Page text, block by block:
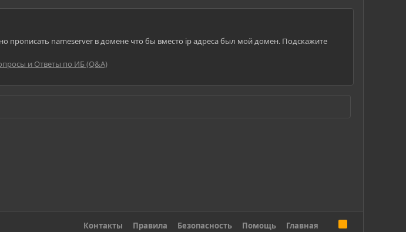
прописать nameserver в домене что бы вместо ip адреса был мой домен. Подскажите
и Ответы по ИБ (Q&A)
Контакты Правила Безопасность Помощь Главная